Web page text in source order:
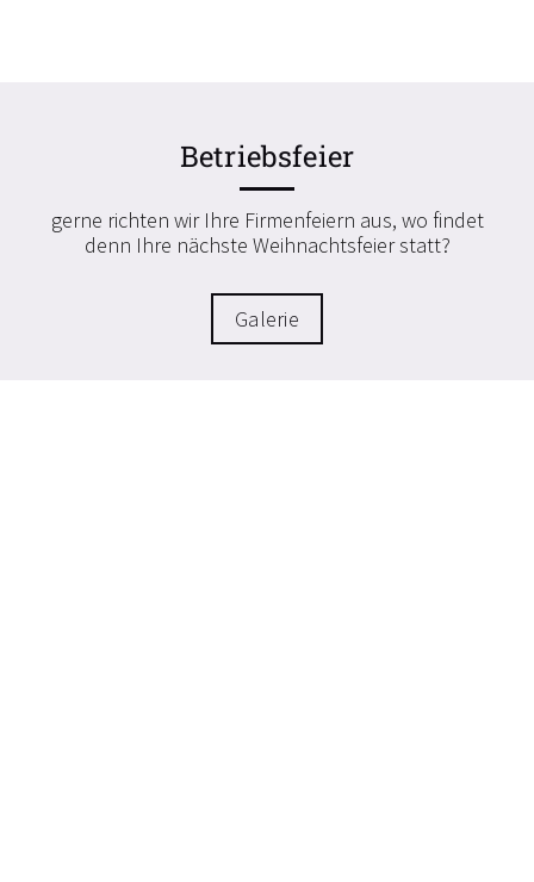
Betriebsfeier
gerne richten wir Ihre Firmenfeiern aus, wo findet
denn Ihre nächste Weihnachtsfeier statt?
Galerie